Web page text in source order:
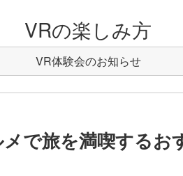
VRの楽しみ方
VR体験会のお知らせ
で旅を満喫するお